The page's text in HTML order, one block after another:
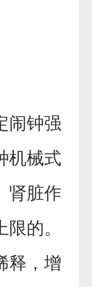
闹钟强
机械式
肾脏作
的。
释，增